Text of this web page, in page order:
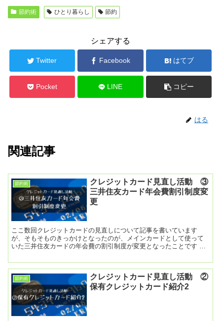
節約術 ひとり暮らし 節約
シェアする
Twitter Facebook はてブ
Pocket LINE コピー
はる
関連記事
節約術
クレジットカード見直し活動 ③
三井住友カード年会費割引制度変
更
ここ数回クレジットカードの見直しについて記事を書いています
が、そもそものきっかけとなったのが、メインカードとして使って
いた三井住友カードの年会費の割引制度が変更となったことです こ
節約術
クレジットカード見直し活動 ②
保有クレジットカード紹介2